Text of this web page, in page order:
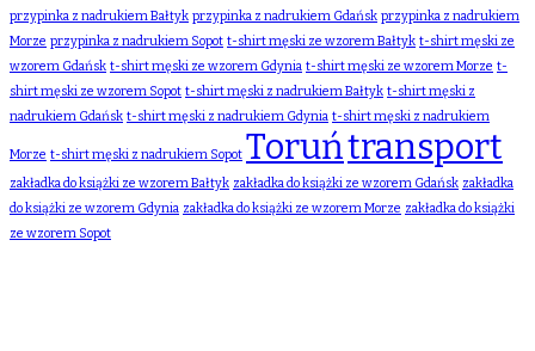
przypinka z nadrukiem Bałtyk przypinka z nadrukiem Gdańsk przypinka z nadrukiem
Morze przypinka z nadrukiem Sopot t-shirt męski ze wzorem Bałtyk t-shirt męski ze
wzorem Gdańsk t-shirt męski ze wzorem Gdynia t-shirt męski ze wzorem Morze t-
shirt męski ze wzorem Sopot t-shirt męski z nadrukiem Bałtyk t-shirt męski z
nadrukiem Gdańsk t-shirt męski z nadrukiem Gdynia t-shirt męski z nadrukiem
Morze t-shirt męski z nadrukiem Sopot Toruńtransport
zakładka do książki ze wzorem Bałtyk zakładka do książki ze wzorem Gdańsk zakładka
do książki ze wzorem Gdynia zakładka do książki ze wzorem Morze zakładka do książki
ze wzorem Sopot